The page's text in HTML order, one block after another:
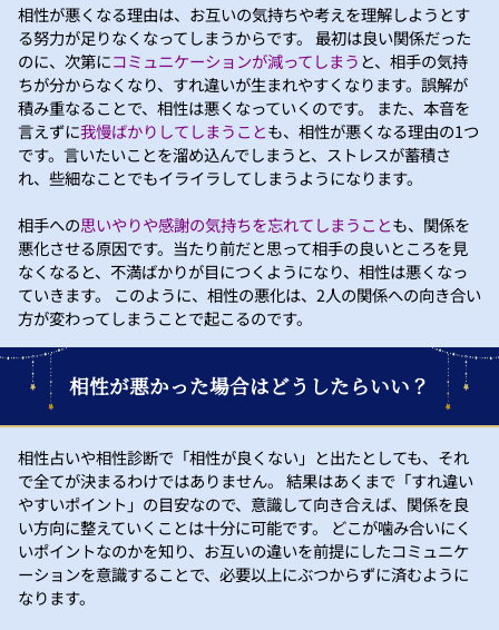
相性が悪くなる理由は、お互いの気持ちや考えを理解しようとす
る努力が足りなくなってしまうからです。 最初は良い関係だった
のに、次第にコミュニケーションが減ってしまう と、相手の気持
ちが分からなくなり、すれ違いが生まれやすくなります。誤解が
積み重なることで、相性は悪くなっていくのです。 また、本音を
言えずに我慢ばかりしてしまうことも、相性が悪くなる理由の1つ
です。言いたいことを溜め込んでしまうと、ストレスが蓄積さ
れ、些細なことでもイライラしてしまうようになります。
相手への思いやりや感謝の気持ちを忘れてしまうことも、関係を
悪化させる原因です。当たり前だと思って相手の良いところを見
なくなると、不満ばかりが目につくようになり、相性は悪くなっ
ていきます。 このように、相性の悪化は、2人の関係への向き合い
方が変わってしまうことで起こるのです。
相性が悪かった場合はどうしたらいい？
相性占いや相性診断で「相性が良くない」と出たとしても、それ
で全てが決まるわけではありません。 結果はあくまで「すれ違い
やすいポイント」の目安なので、意識して向き合えば、関係を良
い方向に整えていくことは十分に可能です。 どこが噛み合いにく
いポイントなのかを知り、お互いの違いを前提にしたコミュニケ
ーションを意識することで、必要以上にぶつからずに済むように
なります。